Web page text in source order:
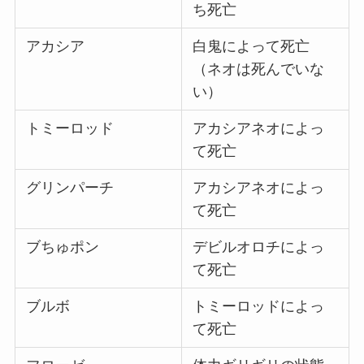
ち死亡
アカシア
白鬼によって死亡
（ネオは死んでいな
い）
トミーロッド
アカシアネオによっ
て死亡
グリンパーチ
アカシアネオによっ
て死亡
ブちゅポン
デビルオロチによっ
て死亡
ブルボ
トミーロッドによっ
て死亡